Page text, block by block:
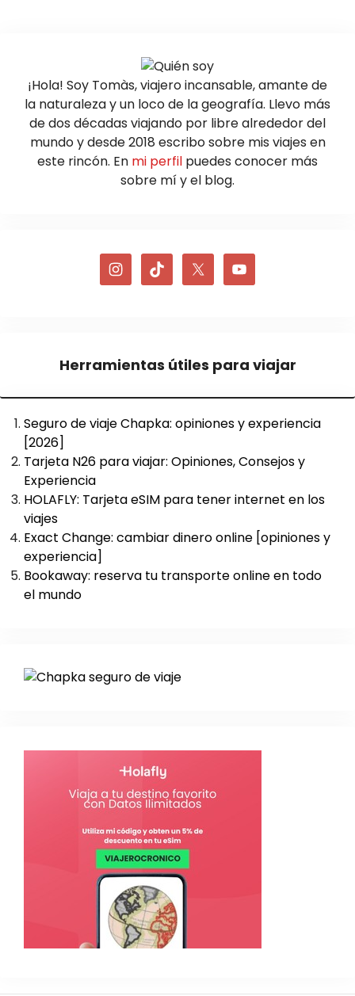
¡Hola! Soy Tomàs, viajero incansable, amante de
la naturaleza y un loco de la geografía. Llevo más
de dos décadas viajando por libre alrededor del
mundo y desde 2018 escribo sobre mis viajes en
este rincón. En mi perfil puedes conocer más
sobre mí y el blog.
Herramientas útiles para viajar
Seguro de viaje Chapka: opiniones y experiencia
[2026]
Tarjeta N26 para viajar: Opiniones, Consejos y
Experiencia
HOLAFLY: Tarjeta eSIM para tener internet en los
viajes
Exact Change: cambiar dinero online [opiniones y
experiencia]
Bookaway: reserva tu transporte online en todo
el mundo